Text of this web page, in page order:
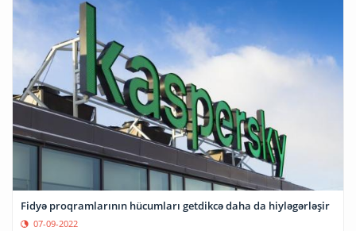
Fidyə proqramlarının hücumları getdikcə daha da hiyləgərləşir
07-09-2022